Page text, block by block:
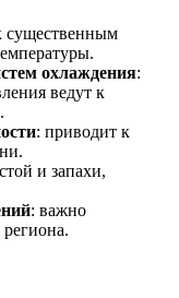
существенным
охлаждения:
ведут к
: приводит к
и запахи,
: важно